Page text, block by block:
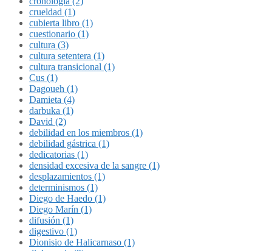
crueldad (1)
cubierta libro (1)
cuestionario (1)
cultura (3)
cultura setentera (1)
cultura transicional (1)
Cus (1)
Dagoueh (1)
Damieta (4)
darbuka (1)
David (2)
debilidad en los miembros (1)
debilidad gástrica (1)
dedicatorias (1)
densidad excesiva de la sangre (1)
desplazamientos (1)
determinismos (1)
Diego de Haedo (1)
Diego Marín (1)
difusión (1)
digestivo (1)
Dionisio de Halicarnaso (1)